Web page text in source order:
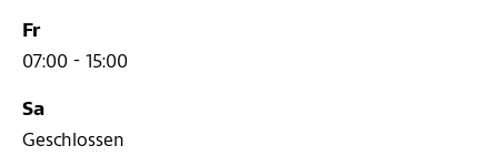
Fr
07:00 - 15:00
Sa
Geschlossen